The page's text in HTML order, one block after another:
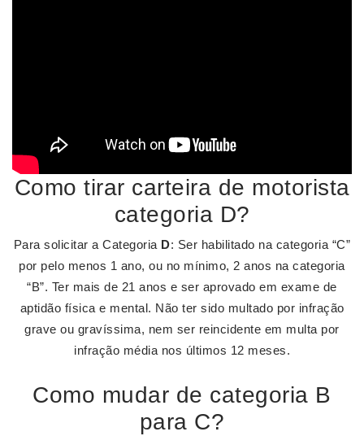
Como tirar carteira de motorista
categoria D?
Para solicitar a Categoria D: Ser habilitado na categoria “C”
por pelo menos 1 ano, ou no mínimo, 2 anos na categoria
“B”. Ter mais de 21 anos e ser aprovado em exame de
aptidão física e mental. Não ter sido multado por infração
grave ou gravíssima, nem ser reincidente em multa por
infração média nos últimos 12 meses.
Como mudar de categoria B
para C?